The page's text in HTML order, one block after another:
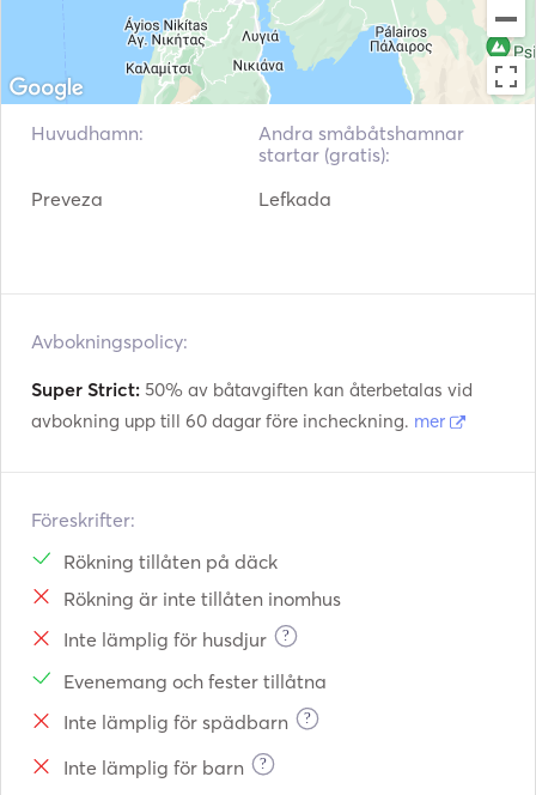
Huvudhamn:
Preveza
Andra småbåtshamnar
startar (gratis):
Lefkada
Avbokningspolicy:
Super Strict: 50% av båtavgiften kan återbetalas vid
avbokning upp till 60 dagar före incheckning. mer
Föreskrifter:
Rökning tillåten på däck
Rökning är inte tillåten inomhus
Inte lämplig för husdjur
?
Evenemang och fester tillåtna
Inte lämplig för spädbarn
?
Inte lämplig för barn ?